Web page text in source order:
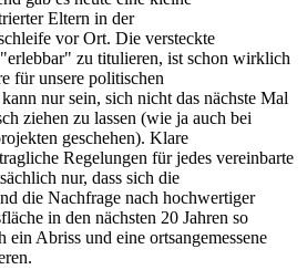
Eltern in der
vor Ort. Die versteckte
zu titulieren, ist schon wirklich
für unsere politischen
nur sein, sich nicht das nächste Mal
ziehen zu lassen (wie ja auch bei
geschehen). Klare
Regelungen für jedes vereinbarte
nur, dass sich die
die Nachfrage nach hochwertiger
in den nächsten 20 Jahren so
ein Abriss und eine ortsangemessene